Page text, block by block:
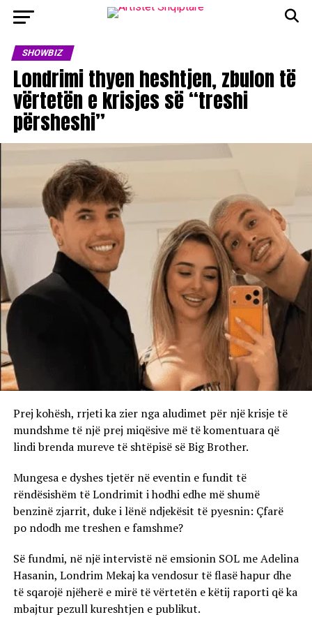
SHOWBIZ
Londrimi thyen heshtjen, zbulon të
vërtetën e krisjes së “treshi
përsheshi”
Prej kohësh, rrjeti ka zier nga aludimet për një krisje të
mundshme të një prej miqësive më të komentuara që
lindi brenda mureve të shtëpisë së Big Brother.
Mungesa e dyshes tjetër në eventin e fundit të
rëndësishëm të Londrimit i hodhi edhe më shumë
benzinë zjarrit, duke i lënë ndjekësit të pyesnin: Çfarë
po ndodh me treshen e famshme?
Së fundmi, në një intervistë në emsionin SOL me Adelina
Hasanin, Londrim Mekaj ka vendosur të flasë hapur dhe
të sqarojë njëherë e mirë të vërtetën e këtij raporti që ka
mbajtur pezull kureshtjen e publikut.